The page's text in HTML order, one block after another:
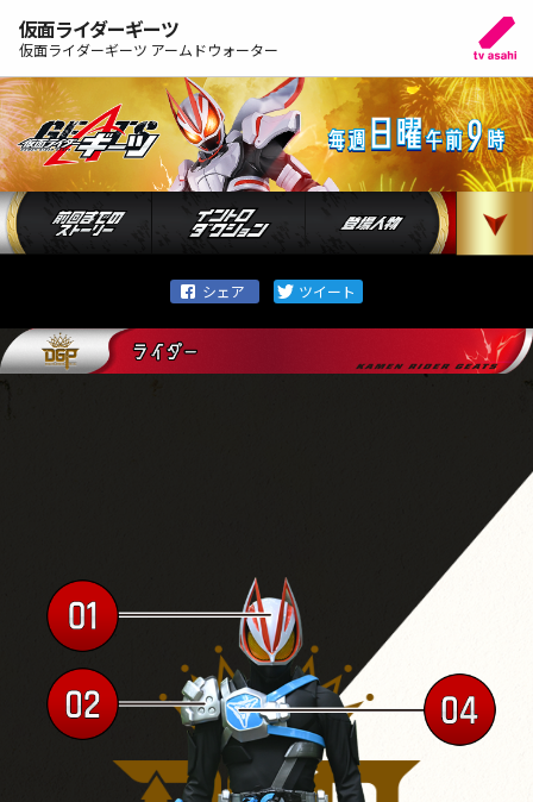
仮面ライダーギーツ
仮面ライダーギーツ アームドウォーター